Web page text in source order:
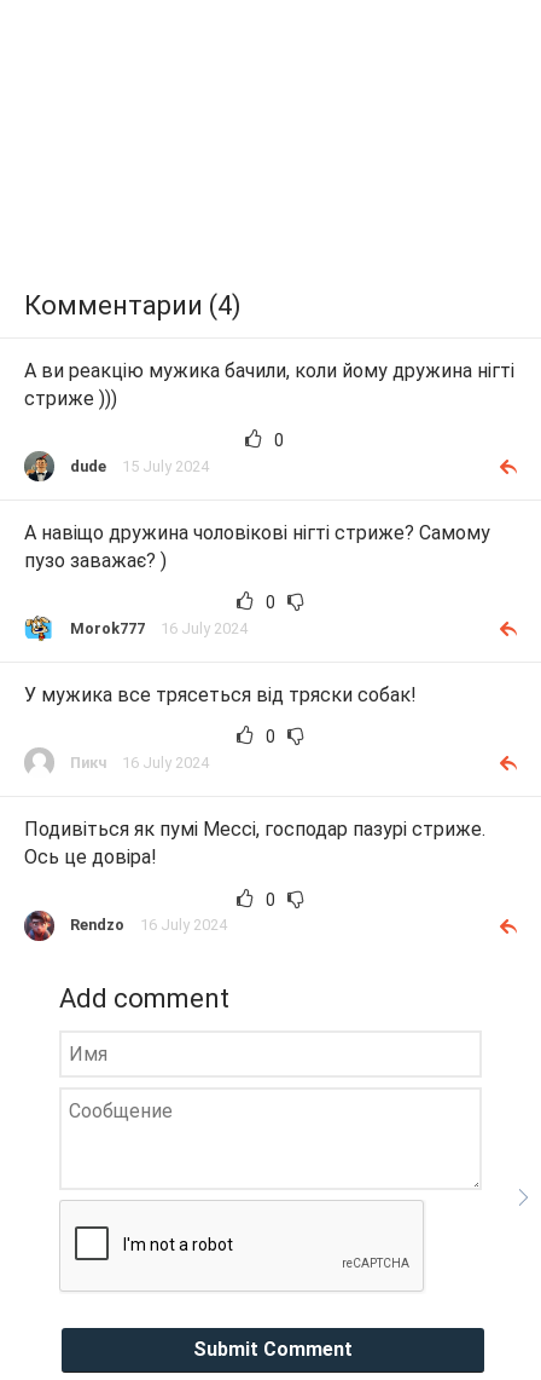
Комментарии (4)
А ви реакцію мужика бачили, коли йому дружина нігті
стриже )))
0
dude 15 July 2024
А навіщо дружина чоловікові нігті стриже? Самому
пузо заважає? )
0
Morok777 16 July 2024
У мужика все трясеться від тряски собак!
0
Пикч 16 July 2024
Подивіться як пумі Мессі, господар пазурі стриже.
Ось це довіра!
0
Rendzo 16 July 2024
Add comment
Submit Comment